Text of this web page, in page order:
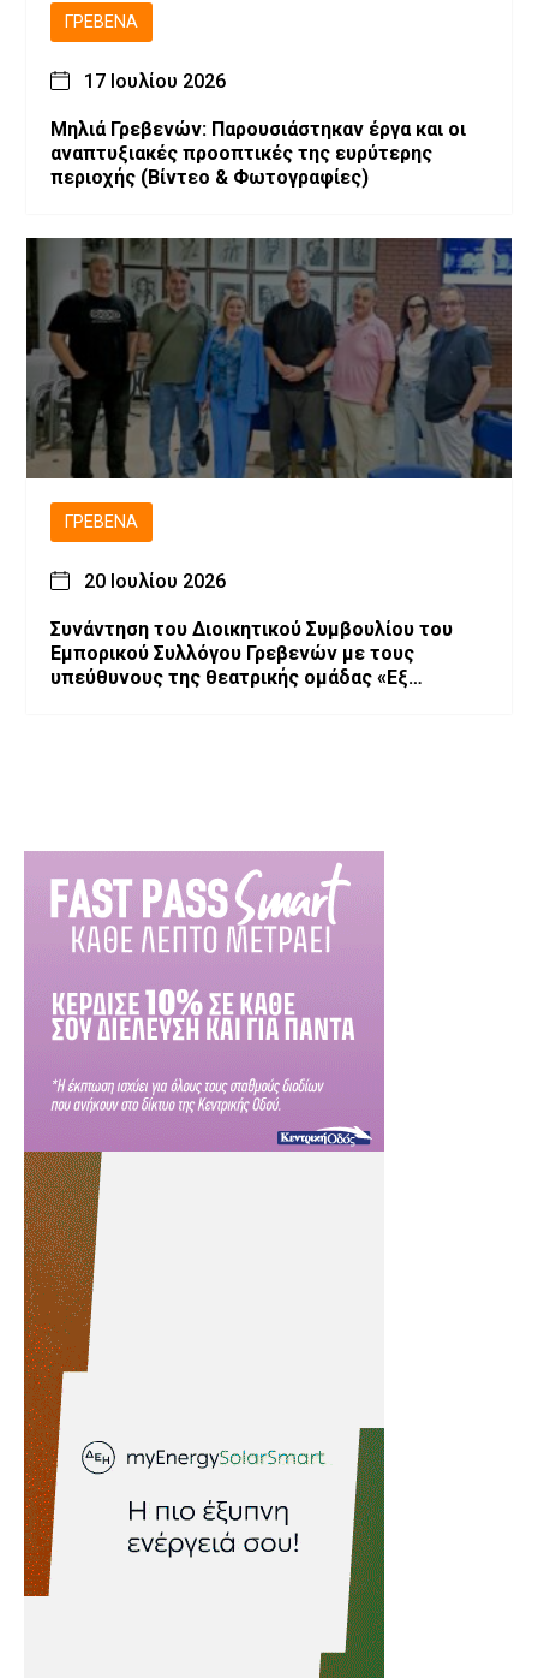
ΓΡΕΒΕΝΆ
17 Ιουλίου 2026
Μηλιά Γρεβενών: Παρουσιάστηκαν έργα και οι
αναπτυξιακές προοπτικές της ευρύτερης
περιοχής (Bίντεο & Φωτογραφίες)
ΓΡΕΒΕΝΆ
20 Ιουλίου 2026
Συνάντηση του Διοικητικού Συμβουλίου του
Εμπορικού Συλλόγου Γρεβενών με τους
υπεύθυνους της θεατρικής ομάδας «Εξ